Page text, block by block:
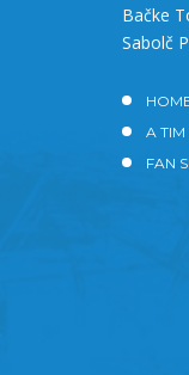
Bačke
Sabolč
A TIM
FAN